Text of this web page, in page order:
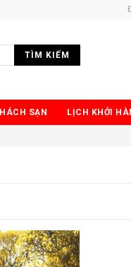
TÌM KIẾM
SẠN LỊCH KHỞI